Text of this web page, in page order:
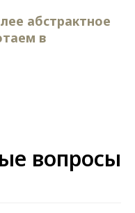
абстрактное
в
вопросы